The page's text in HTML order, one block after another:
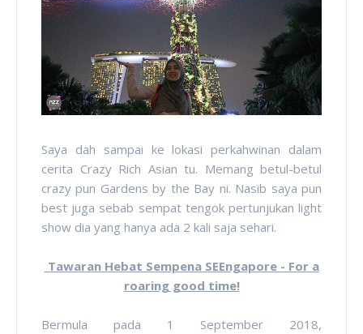
Saya dah sampai ke lokasi perkahwinan dalam
cerita Crazy Rich Asian tu. Memang betul-betul
crazy pun Gardens by the Bay ni. Nasib saya pun
best juga sebab sempat tengok pertunjukan light
show dia yang hanya ada 2 kali saja sehari.
Tawaran Hebat Sempena SEEngapore - For a
roaring good time!
Bermula pada 1 September 2018,